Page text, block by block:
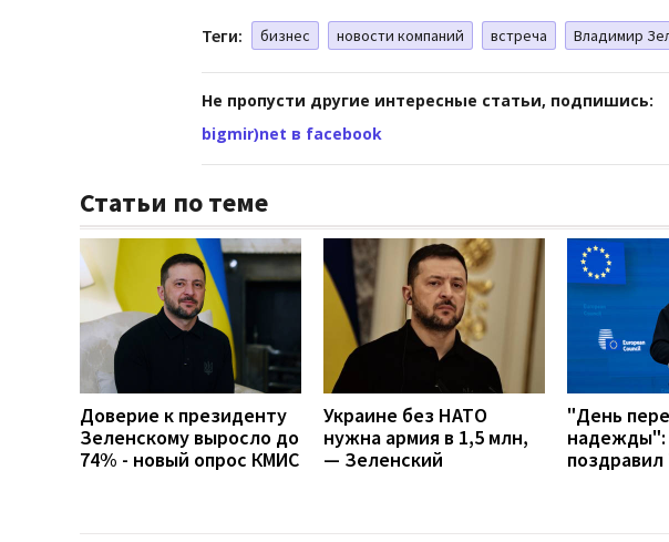
Теги: бизнес новости компаний встреча Владимир
Не пропусти другие интересные статьи, подпишись:
bigmir)net в facebook
Статьи по теме
Доверие к президенту
Зеленскому выросло до
74% - новый опрос КМИС
Украине без НАТО
нужна армия в 1,5 млн,
— Зеленский
"День
надежды":